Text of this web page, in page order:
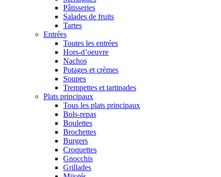
Pâtisseries
Salades de fruits
Tartes
Entrées
Toutes les entrées
Hors-d’oeuvre
Nachos
Potages et crèmes
Soupes
Trempettes et tartinades
Plats principaux
Tous les plats principaux
Bols-repas
Boulettes
Brochettes
Burgers
Croquettes
Gnocchis
Grillades